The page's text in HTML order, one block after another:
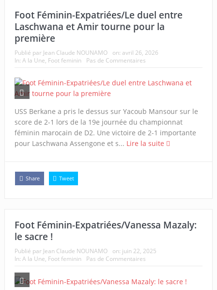
Foot Féminin-Expatriées/Le duel entre
Laschwana et Amir tourne pour la
première
Publié par Jean Claude NOUNAMO on: avril 26, 2026
In: A la Une, Foot feminin Pas de Commentaires
USS Berkane a pris le dessus sur Yacoub Mansour sur le
score de 2-1 lors de la 19e journée du championnat
féminin marocain de D2. Une victoire de 2-1 importante
pour Laschwana Assengone et s... Lire la suite
Share Tweet
Foot Féminin-Expatriées/Vanessa Mazaly:
le sacre !
Publié par Jean Claude NOUNAMO on: juin 22, 2025
In: A la Une, Foot feminin Pas de Commentaires